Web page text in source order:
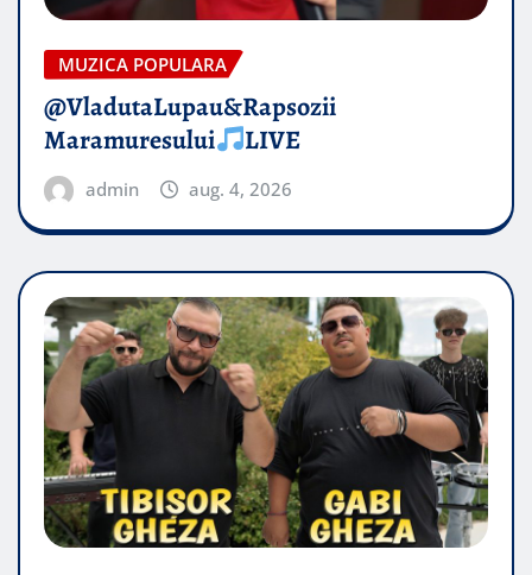
MUZICA POPULARA
@VladutaLupau&Rapsozii
Maramuresului
LIVE
admin aug. 4, 2026